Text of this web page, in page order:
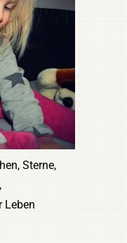
Sterne,
Leben